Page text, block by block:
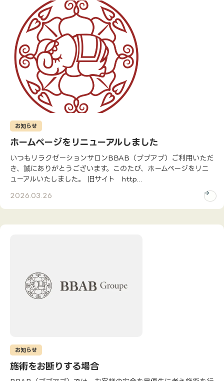
お知らせ
ホームページをリニューアルしました
いつもリラクゼーションサロンBBAB（ブブアブ）ご利用いただ
き、誠にありがとうございます。このたび、ホームページをリニ
ューアルいたしました。 旧サイト http...
2026.03.26
お知らせ
施術をお断りする場合